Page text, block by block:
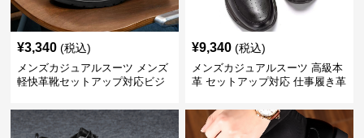
¥3,340 (税込)
メンズカジュアルスーツ メンズ
軽快革靴セットアップ対応ビジ
¥9,340 (税込)
メンズカジュアルスーツ 高級本
革 セットアップ対応 仕事履き革